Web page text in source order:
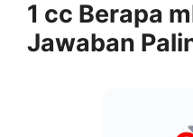
1 cc Berapa
Jawaban